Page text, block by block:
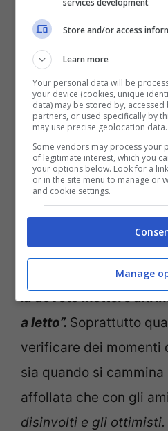
Non si è potuto non
mascherina.
protezione non si sta
‘via libera’. Un
pare, il nativo di
affatto. Segno del
non è per nulla finito
In merito a ciò ha
la dovete mettere
a letto”. Soprattutto
verificare dei momenti
sia quando si cammina
affollata che con gli
disinvolti e gli ottimisti.
Store and/or access
Learn more
Your personal data will be
your device (cookies, unique
data) may be stored by,
partners, or used specifically by
may use precise geolocation data.
Some vendors may process your
of legitimate interest, which you
your options below. Look for a
or in the site menu to manage or
and cookie settings.
Manage